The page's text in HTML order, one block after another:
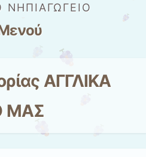
ΑΓΓΛΙΚΑ
ΜΑΣ